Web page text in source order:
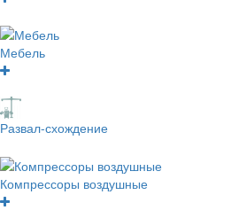
Мебель
Развал-схождение
Компрессоры воздушные